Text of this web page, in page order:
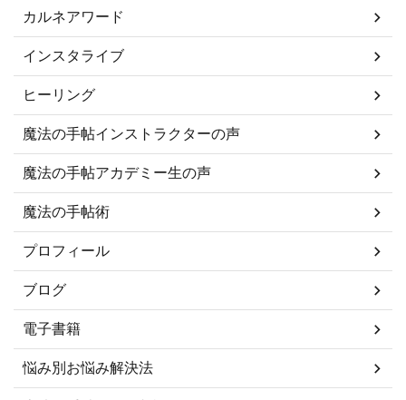
カルネアワード
インスタライブ
ヒーリング
魔法の手帖インストラクターの声
魔法の手帖アカデミー生の声
魔法の手帖術
プロフィール
ブログ
電子書籍
悩み別お悩み解決法